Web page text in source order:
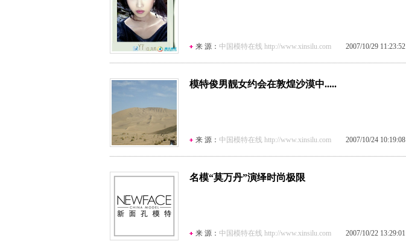
来 源： 中国模特在线 http://www.xinsilu.com 2007/10/29 11:23:52
模特俊男靓女约会在敦煌沙漠中.....
来 源： 中国模特在线 http://www.xinsilu.com 2007/10/24 10:19:08
名模“莫万丹”演绎时尚极限
来 源： 中国模特在线 http://www.xinsilu.com 2007/10/22 13:29:01